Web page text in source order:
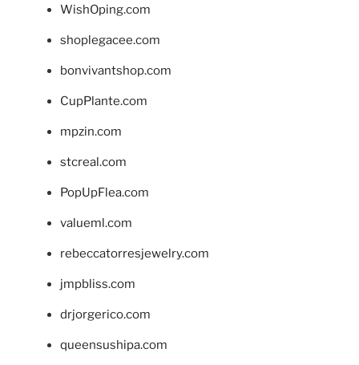
WishOping.com
shoplegacee.com
bonvivantshop.com
CupPlante.com
mpzin.com
stcreal.com
PopUpFlea.com
valueml.com
rebeccatorresjewelry.com
jmpbliss.com
drjorgerico.com
queensushipa.com